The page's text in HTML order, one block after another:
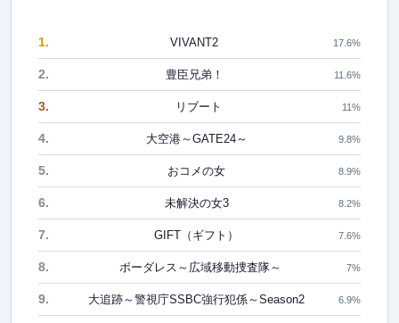
1. VIVANT2 17.6%
2. 豊臣兄弟！ 11.6%
3. リブート 11%
4. 大空港～GATE24～ 9.8%
5. おコメの女 8.9%
6. 未解決の女3 8.2%
7. GIFT（ギフト） 7.6%
8. ボーダレス～広域移動捜査隊～ 7%
9. 大追跡～警視庁SSBC強行犯係～Season2 6.9%